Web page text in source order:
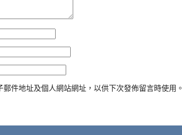
件地址及個人網站網址，以供下次發佈留言時使用。